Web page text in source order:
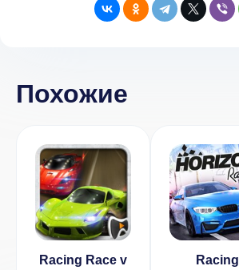
Похожие
Racing Race v
Racing